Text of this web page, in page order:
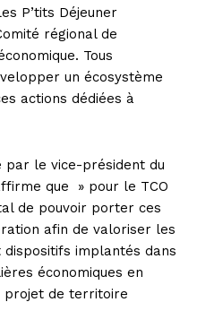
P’tits Déjeuner
régional de
Tous
un écosystème
actions dédiées à
par le vice-président du
que » pour le TCO
de pouvoir porter ces
afin de valoriser les
implantés dans
économiques en
projet de territoire